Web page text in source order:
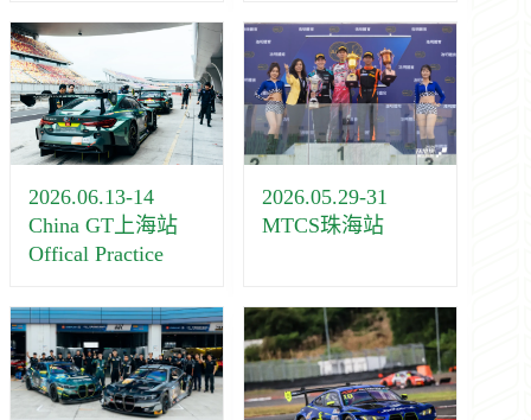
2026.06.13-14
China GT上海站
Offical Practice
2026.05.29-31
MTCS珠海站